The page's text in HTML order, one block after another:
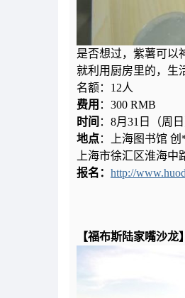
是否想过，紫薯可以
就利用厨房里的，生
名额：12人
费用 ：300 RMB
时间 ：8月31日（周
地点：上海图书馆 创
上海市徐汇区淮海中
报名： http://
【福布斯陆家嘴沙